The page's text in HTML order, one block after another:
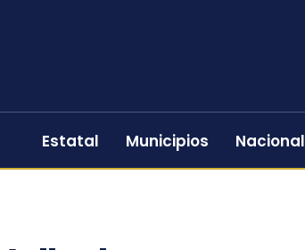
Estatal Municipios Nacional